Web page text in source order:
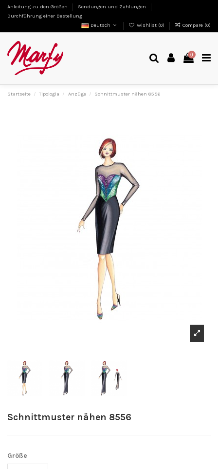
Anleitung zu den Größen
Sendungen und Zahlungen
Durchführung einer Bestellung
Deutsch
Wishlist (0) Compare (0)
0
Startseite Tipologia Anzüge Schnittmuster nähen 8556
Schnittmuster nähen 8556
Größe